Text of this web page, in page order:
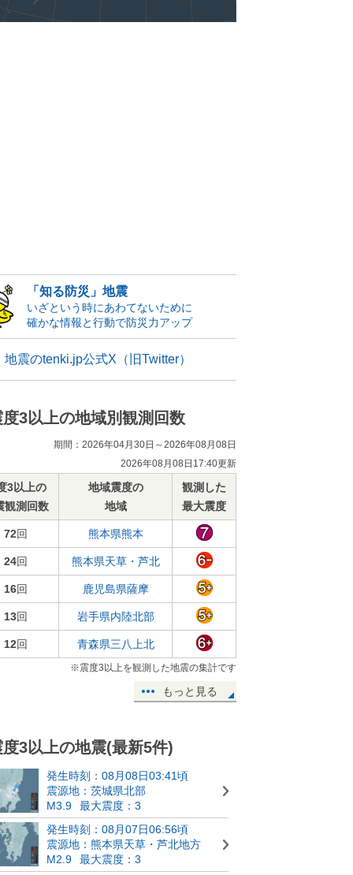
「知る防災」地震
いざという時にあわてないために
確かな情報と行動で防災力アップ
地震のtenki.jp公式X（旧Twitter）
度3以上の地域別観測回数
期間：2026年04月30日～2026年08月08日
2026年08月08日17:40更新
3以上の
観測回数
地域震度の
地域
観測した
最大震度
72回 熊本県熊本
24回 熊本県天草・芦北
16回 鹿児島県薩摩
13回 岩手県内陸北部
12回 青森県三八上北
※震度3以上を観測した地震の集計です
もっと見る
度3以上の地震(最新5件)
発生時刻：08月08日03:41頃
震源地：茨城県北部
M3.9
最大震度：3
発生時刻：08月07日06:56頃
震源地：熊本県天草・芦北地方
M2.9
最大震度：3